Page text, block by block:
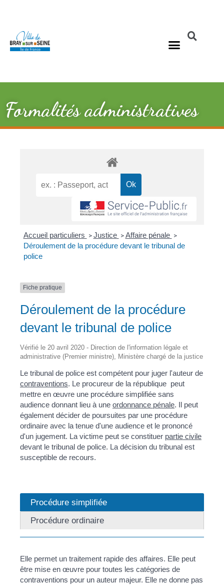
Formalités administratives
Accueil particuliers > Justice > Affaire pénale >
Déroulement de la procédure devant le tribunal de
police
Fiche pratique
Déroulement de la procédure
devant le tribunal de police
Vérifié le 20 avril 2020 - Direction de l'information légale et
administrative (Premier ministre), Ministère chargé de la justice
Le tribunal de police est compétent pour juger l'auteur de
contraventions. Le procureur de la république peut
mettre en œuvre une procédure simplifiée sans
audience donnant lieu à une ordonnance pénale. Il peut
également décider de poursuites par une procédure
ordinaire avec la tenue d'une audience et le prononcé
d'un jugement. La victime peut se constituer partie civile
devant le tribunal de police. La décision du tribunal est
susceptible de recours.
Procédure simplifiée
Procédure ordinaire
Elle permet un traitement rapide des affaires. Elle peut
être mise en œuvre pour toutes les catégories de
contraventions pour un auteur majeur. Elle ne donne pas